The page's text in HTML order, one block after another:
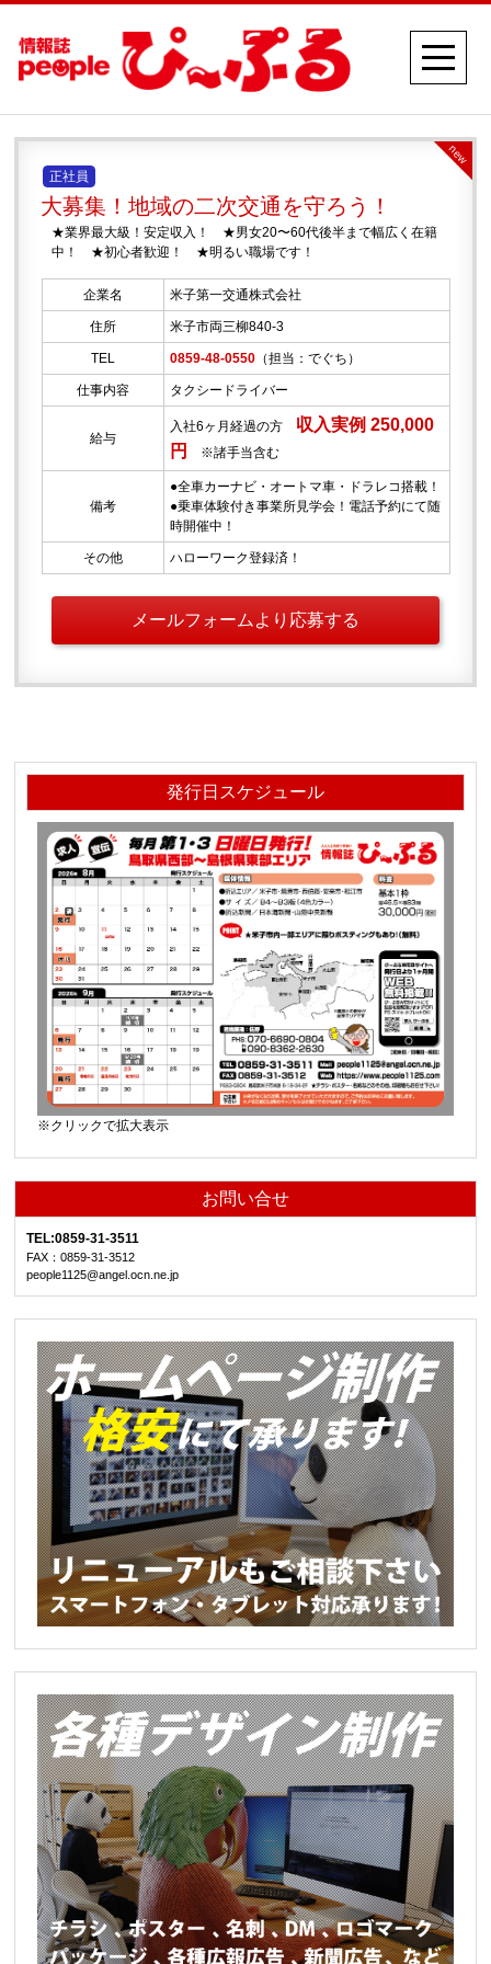
new
正社員
大募集！地域の二次交通を守ろう！
★業界最大級！安定収入！ ★男女20〜60代後半まで幅広く在籍
中！ ★初心者歓迎！ ★明るい職場です！
企業名 米子第一交通株式会社
住所 米子市両三柳840-3
TEL 0859-48-0550（担当：でぐち）
仕事内容 タクシードライバー
給与
入社6ヶ月経過の方
収入実例 250,000
円
※諸手当含む
備考
●全車カーナビ・オートマ車・ドラレコ搭載！
●乗車体験付き事業所見学会！電話予約にて随
時開催中！
その他 ハローワーク登録済！
メールフォームより応募する
発行日スケジュール
※クリックで拡大表示
お問い合せ
TEL:0859-31-3511
FAX：0859-31-3512
people1125@angel.ocn.ne.jp